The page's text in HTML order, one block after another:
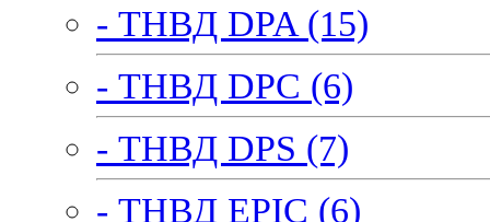
- ТНВД DPA (15)
- ТНВД DPC (6)
- ТНВД DPS (7)
- ТНВД EPIC (6)